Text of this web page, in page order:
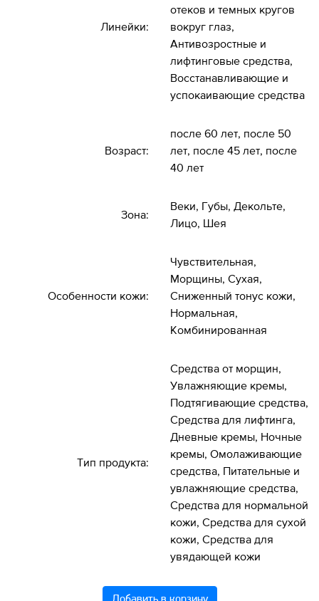
Линейки:
отеков и темных кругов
вокруг глаз,
Антивозростные и
лифтинговые средства,
Восстанавливающие и
успокаивающие средства
Возраст:
после 60 лет, после 50
лет, после 45 лет, после
40 лет
Зона:
Веки, Губы, Декольте,
Лицо, Шея
Особенности кожи:
Чувствительная,
Морщины, Сухая,
Сниженный тонус кожи,
Нормальная,
Комбинированная
Тип продукта:
Средства от морщин,
Увлажняющие кремы,
Подтягивающие средства,
Средства для лифтинга,
Дневные кремы, Ночные
кремы, Омолаживающие
средства, Питательные и
увлажняющие средства,
Средства для нормальной
кожи, Средства для сухой
кожи, Средства для
увядающей кожи